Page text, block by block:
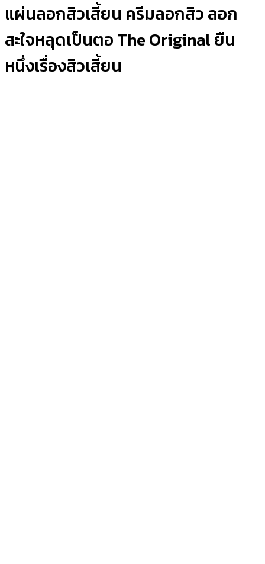
แผ่นลอกสิวเสี้ยน ครีมลอกสิว ลอก
สะใจหลุดเป็นตอ The Original ยืน
หนึ่งเรื่องสิวเสี้ยน